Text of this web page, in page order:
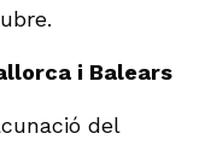
i Balears
del